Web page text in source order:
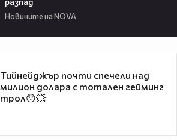
Новините на NOVA
Тийнейджър почти спечели над
милион долара с тотален гейминг
трол😯💥